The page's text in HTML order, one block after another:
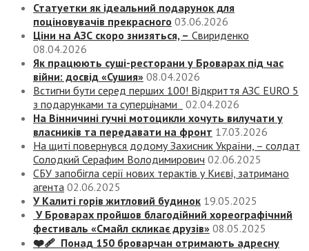
Статуетки як ідеальний подарунок для
поціновувачів прекрасного 03.06.2026
Ціни на АЗС скоро знизяться, – Свириденко
08.04.2026
Як працюють суші-ресторани у Броварах під час
війни: досвід «Сушия» 08.04.2026
Встигни бути серед перших 100! Відкриття АЗС EURO 5
з подарунками та суперцінами
02.04.2026
На Вінничині гучні мотоцикли хочуть вилучати у
власників та передавати на фронт 17.03.2026
На щиті повернувся додому Захисник України, – солдат
Солодкий Серафим Володимирович 02.06.2025
СБУ запобігла серії нових терактів у Києві, затримано
агента 02.06.2025
У Калиті горів житловий будинок 19.05.2025
У Броварах пройшов благодійний хореографічний
фестиваль «Смайл скликає друзів» 08.05.2025
❤️‍🩹 Понад 150 броварчан отримають адресну